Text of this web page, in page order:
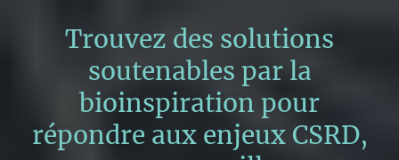
Trouvez des solutions
soutenables par la
bioinspiration pour
répondre aux enjeux CSRD,